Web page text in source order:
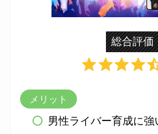
総合評価
メリット
男性ライバー育成に強